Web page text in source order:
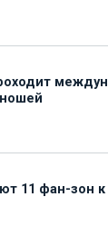
11 фан-зон